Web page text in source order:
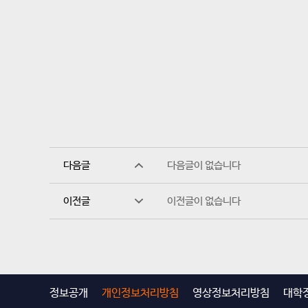
다음글 다음글이 없습니다
이전글 이전글이 없습니다
정보공개 개인정보처리방침 영상정보처리방침 대학